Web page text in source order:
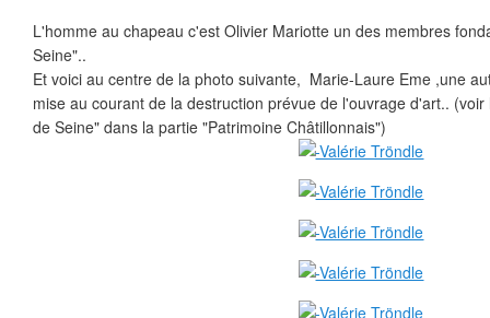
L'homme au chapeau c'est Olivier Mariotte un des membres
Seine"..
Et voici au centre de la photo suivante, Marie-Laure Eme ,une
mise au courant de la destruction prévue de l'ouvrage d'art..
de Seine" dans la partie "Patrimoine Châtillonnais")